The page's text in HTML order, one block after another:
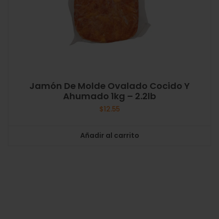
Jamón De Molde Ovalado Cocido Y
Ahumado 1kg – 2.2lb
$12.55
Añadir al carrito